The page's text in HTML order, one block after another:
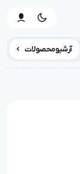
آرشیو محصولات